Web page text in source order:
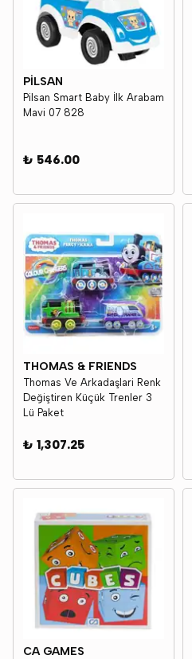
PİLSAN
Pilsan Smart Baby İlk Arabam
Mavi 07 828
₺ 546.00
THOMAS & FRIENDS
Thomas Ve Arkadaşlari Renk
Değiştiren Küçük Trenler 3
Lü Paket
₺ 1,307.25
CA GAMES